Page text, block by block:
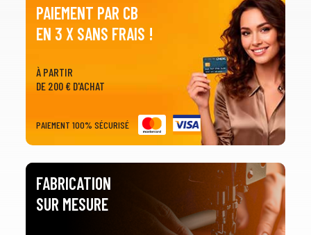
PAIEMENT PAR CB
EN 3 X SANS FRAIS !
À PARTIR
DE 200 € D'ACHAT
PAIEMENT 100% SÉCURISÉ
FABRICATION
SUR MESURE